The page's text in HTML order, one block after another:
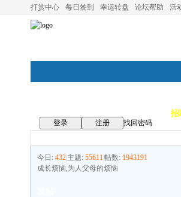
打赏中心 每日签到 幸运转盘 论坛帮助 活
招
登录 注册
找回密码
今日: 432 主题: 55611帖数: 1943191
成长烦恼,为人父母的烦恼